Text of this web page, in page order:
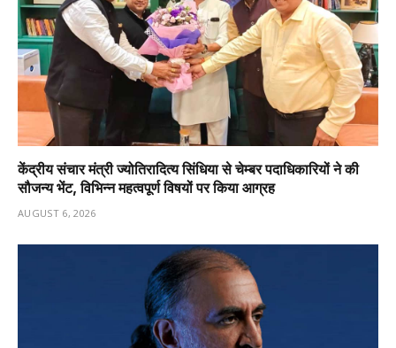
केंद्रीय संचार मंत्री ज्योतिरादित्य सिंधिया से चेम्बर पदाधिकारियों ने की
सौजन्य भेंट, विभिन्न महत्वपूर्ण विषयों पर किया आग्रह
AUGUST 6, 2026